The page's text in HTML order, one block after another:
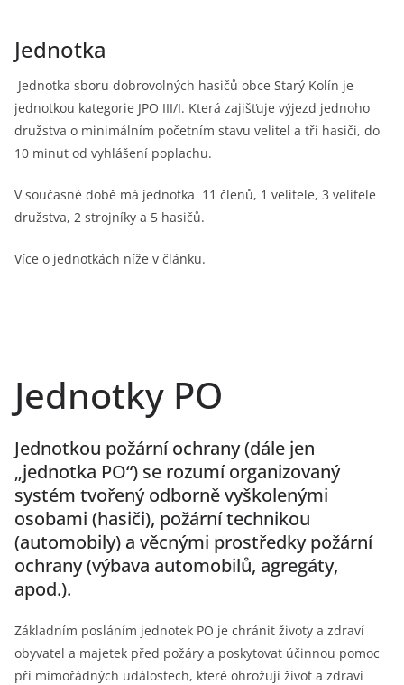
Jednotka
Jednotka sboru dobrovolných hasičů obce Starý Kolín je
jednotkou kategorie JPO III/I. Která zajišťuje výjezd jednoho
družstva o minimálním početním stavu velitel a tři hasiči, do
10 minut od vyhlášení poplachu.
V současné době má jednotka 11 členů, 1 velitele, 3 velitele
družstva, 2 strojníky a 5 hasičů.
Více o jednotkách níže v článku.
Jednotky PO
Jednotkou požární ochrany (dále jen
„jednotka PO“) se rozumí organizovaný
systém tvořený odborně vyškolenými
osobami (hasiči), požární technikou
(automobily) a věcnými prostředky požární
ochrany (výbava automobilů, agregáty,
apod.).
Základním posláním jednotek PO je chránit životy a zdraví
obyvatel a majetek před požáry a poskytovat účinnou pomoc
při mimořádných událostech, které ohrožují život a zdraví